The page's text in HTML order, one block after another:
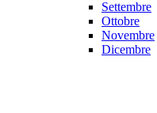
Settembre
Ottobre
Novembre
Dicembre